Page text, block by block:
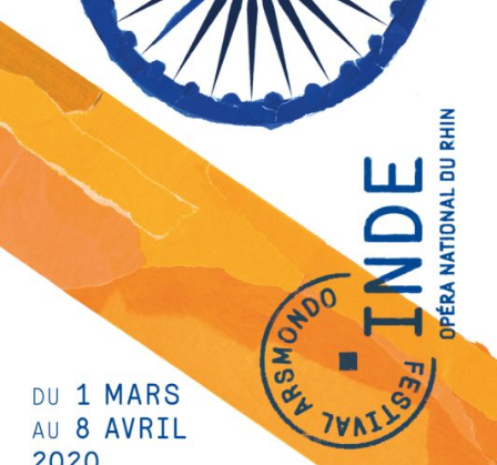
Die OnR mit euch
Führungen durch die Oper